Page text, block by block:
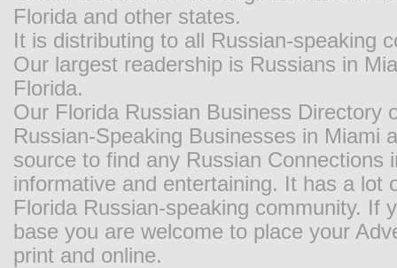
Florida and other states.
It is distributing to all Russian-speaking
Our largest readership is Russians in
Florida.
Our Florida Russian Business Directory
Russian-Speaking Businesses in Miami
source to find any Russian
informative and entertaining. It has a
Florida Russian-speaking community. If
base you are welcome to place your
print and online.